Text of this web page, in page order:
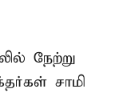
நேற்று
சாமி